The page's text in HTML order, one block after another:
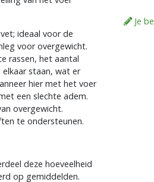
ideaal voor de
voor overgewicht.
rassen, het aantal
staan, wat er
hier met het voer
een slechte adem.
overgewicht.
te ondersteunen.
deze hoeveelheid
op gemiddelden.
Je